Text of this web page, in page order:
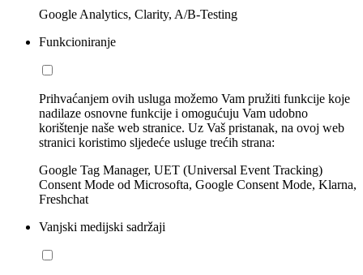
Google Analytics, Clarity, A/B-Testing
Funkcioniranje
Prihvaćanjem ovih usluga možemo Vam pružiti funkcije koje
nadilaze osnovne funkcije i omogućuju Vam udobno
korištenje naše web stranice. Uz Vaš pristanak, na ovoj web
stranici koristimo sljedeće usluge trećih strana:
Google Tag Manager, UET (Universal Event Tracking)
Consent Mode od Microsofta, Google Consent Mode, Klarna,
Freshchat
Vanjski medijski sadržaji